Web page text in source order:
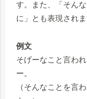
す。また、「そん
に」とも表現されま
例文
そげーなこと言わ
ー。
（そんなことを言